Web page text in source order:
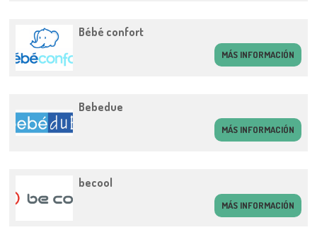
Bébé confort
MÁS INFORMACIÓN
Bebedue
MÁS INFORMACIÓN
becool
MÁS INFORMACIÓN